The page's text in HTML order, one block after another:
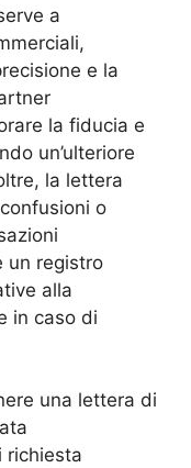
a
e la
la fiducia e
un’ulteriore
la lettera
o
un registro
alla
in caso di
una lettera di
richiesta